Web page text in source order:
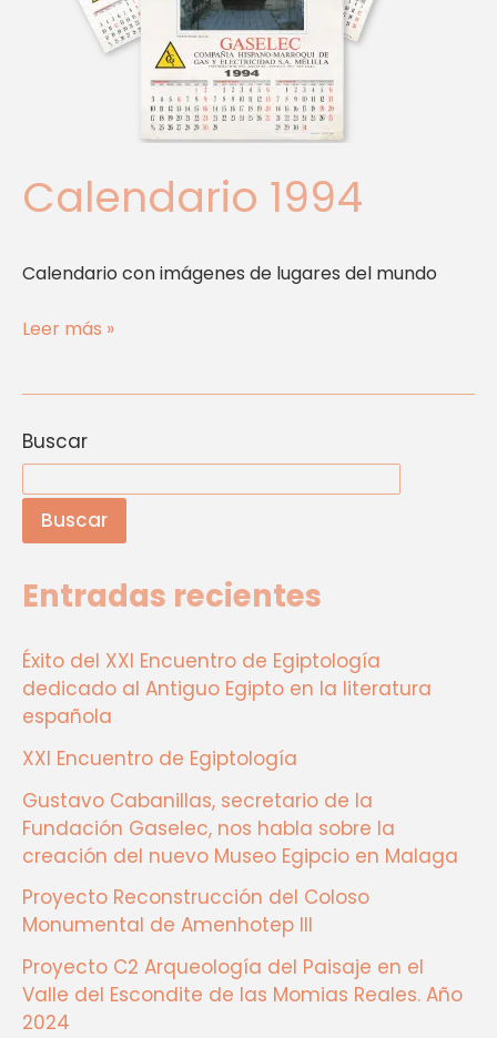
Buscar
Buscar
Entradas recientes
Éxito del XXI Encuentro de Egiptología
dedicado al Antiguo Egipto en la literatura
española
XXI Encuentro de Egiptología
Gustavo Cabanillas, secretario de la
Fundación Gaselec, nos habla sobre la
creación del nuevo Museo Egipcio en Malaga
Proyecto Reconstrucción del Coloso
Monumental de Amenhotep III
Proyecto C2 Arqueología del Paisaje en el
Valle del Escondite de las Momias Reales. Año
2024
Calendario 1994
Calendario con imágenes de lugares del mundo
Leer más »